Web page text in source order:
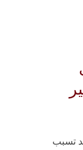
تسبب